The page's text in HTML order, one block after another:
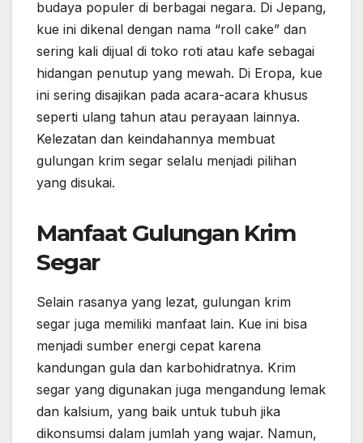
budaya populer di berbagai negara. Di Jepang,
kue ini dikenal dengan nama “roll cake” dan
sering kali dijual di toko roti atau kafe sebagai
hidangan penutup yang mewah. Di Eropa, kue
ini sering disajikan pada acara-acara khusus
seperti ulang tahun atau perayaan lainnya.
Kelezatan dan keindahannya membuat
gulungan krim segar selalu menjadi pilihan
yang disukai.
Manfaat Gulungan Krim
Segar
Selain rasanya yang lezat, gulungan krim
segar juga memiliki manfaat lain. Kue ini bisa
menjadi sumber energi cepat karena
kandungan gula dan karbohidratnya. Krim
segar yang digunakan juga mengandung lemak
dan kalsium, yang baik untuk tubuh jika
dikonsumsi dalam jumlah yang wajar. Namun,